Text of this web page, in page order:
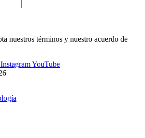
nuestros términos y nuestro acuerdo de
InstagramYouTube